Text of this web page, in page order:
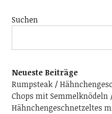
Suchen
Neueste Beiträge
Rumpsteak
Chops mit Semmelknödeln
Hähnchengeschnetzeltes